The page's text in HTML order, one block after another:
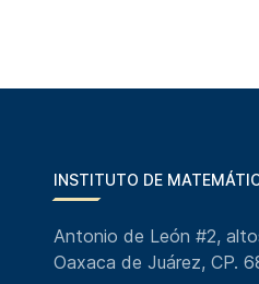
INSTITUTO DE
Antonio de León #2,
Oaxaca de Juárez, CP.